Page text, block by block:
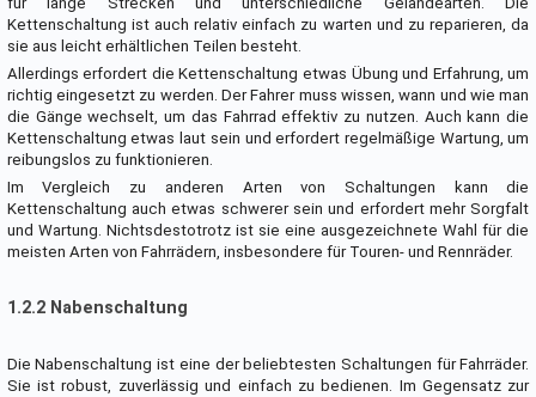
Kettenschaltung ist auch relativ einfach zu warten und zu reparieren, da
sie aus leicht erhältlichen Teilen besteht.
Allerdings erfordert die Kettenschaltung etwas Übung und Erfahrung, um
richtig eingesetzt zu werden. Der Fahrer muss wissen, wann und wie man
die Gänge wechselt, um das Fahrrad effektiv zu nutzen. Auch kann die
Kettenschaltung etwas laut sein und erfordert regelmäßige Wartung, um
reibungslos zu funktionieren.
Im Vergleich zu anderen Arten von Schaltungen kann die
Kettenschaltung auch etwas schwerer sein und erfordert mehr Sorgfalt
und Wartung. Nichtsdestotrotz ist sie eine ausgezeichnete Wahl für die
meisten Arten von Fahrrädern, insbesondere für Touren- und Rennräder.
1.2.2 Nabenschaltung
Die Nabenschaltung ist eine der beliebtesten Schaltungen für Fahrräder.
Sie ist robust, zuverlässig und einfach zu bedienen. Im Gegensatz zur